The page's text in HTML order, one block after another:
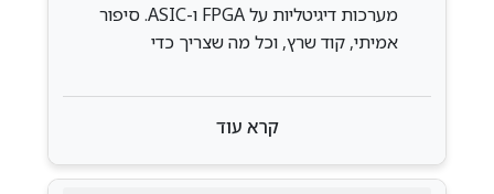
מערכות דיגיטליות על FPGA ו-ASIC. סיפור
אמיתי, קוד שרץ, וכל מה שצריך כדי
קרא עוד